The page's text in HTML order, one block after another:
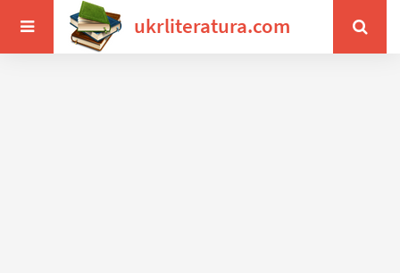
ukrliteratura.com